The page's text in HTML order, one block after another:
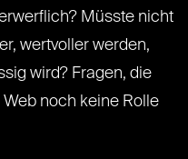
Müsste nicht
wertvoller werden,
wird? Fragen, die
noch keine Rolle